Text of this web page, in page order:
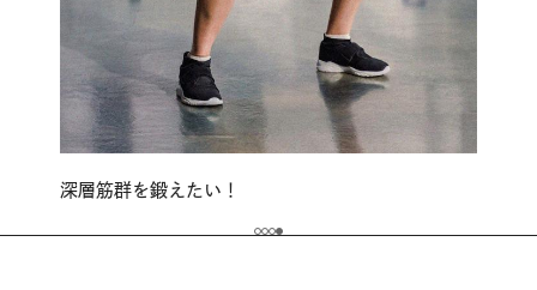
深層筋群を鍛えたい！